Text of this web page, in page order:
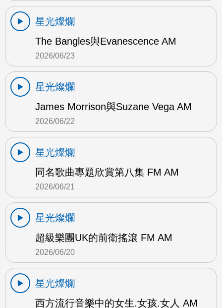
星光燦爛
The Bangles與Evanescence AM
2026/06/23
星光燦爛
James Morrison與Suzane Vega AM
2026/06/22
星光燦爛
同名歌曲專題欣賞第八集 FM AM
2026/06/21
星光燦爛
超級樂團UK的前衛搖滾 FM AM
2026/06/20
星光燦爛
西方流行音樂中的女生.女孩.女人 AM